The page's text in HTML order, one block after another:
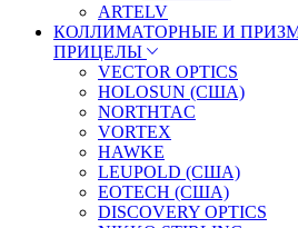
ARTELV
КОЛЛИМАТОРНЫЕ И
ПРИЦЕЛЫ
VECTOR OPTICS
HOLOSUN (США)
NORTHTAC
VORTEX
HAWKE
LEUPOLD (США)
EOTECH (США)
DISCOVERY OPTICS